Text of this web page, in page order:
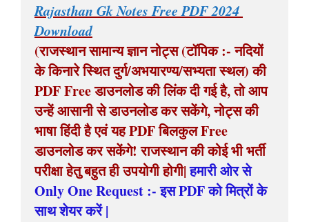
Rajasthan Gk Notes Free PDF 2024
Download
(राजस्थान सामान्य ज्ञान नोट्स (टॉपिक :- नदियों
के किनारे स्थित दुर्ग/अभयारण्य/सभ्यता स्थल) की
PDF Free डाउनलोड की लिंक दी गई है, तो आप
उन्हें आसानी से डाउनलोड कर सकेंगे, नोट्स की
भाषा हिंदी है एवं यह PDF बिलकुल Free
डाउनलोड कर सकेंगे! राजस्थान की कोई भी भर्ती
परीक्षा हेतु बहुत ही उपयोगी होगी| हमारी ओर से
Only One Request :- इस PDF को मित्रों के
साथ शेयर करें |